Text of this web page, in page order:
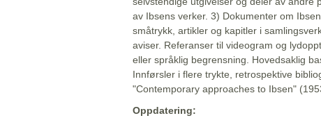
av Ibsens verker. 3) Dokumenter om
småtrykk, artikler og kapitler i
aviser. Referanser til videogram og
eller språklig begrensning. Hovedsaklig
Innførsler i flere trykte, retrospektive
"Contemporary approaches to Ibsen"
Oppdatering: